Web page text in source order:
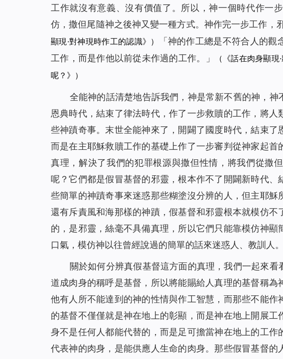
工作就沒有意義、沒有價值了。所以，神一個時代作一
仿，撒但尾隨神之後神又變一種方式。神作完一步工作，
顯現·對神現時作工的認識》）
「 神的作工總是不符合人的觀
工作，而是作他以前從未作過的工作。
」
（《話在肉身顯
呢？》）
全能神的話清楚地告訴我們，神是常新不舊的神，
恩典時代，結束了律法時代，作了一步救贖的工作，將
些神蹟奇事。末世全能神來了，開闢了國度時代，結束了
而是在主耶穌救贖工作的基礎上作了一步審判從神家起
真理，解決了我們的犯罪根源與撒但性情，將我們從撒
呢？它們都是假冒基督的邪靈，根本作不了開闢新時代
些簡單的神蹟奇事來迷惑那些糊塗沒分辨的人，但主耶穌
還有斥責風和海那樣的神蹟，假基督和邪靈根本就模仿
的，是邪靈，絲毫不具備真理，所以它們只能靠模仿神
口氣，模仿神以往曾經說過的簡單的話來迷惑人、教訓人。
關於如何分辨真假基督這方面的真理，我們一起來
道成肉身的稱呼是基督，所以將能賜給人真理的基督稱為
他有人所不能達到的神的性情與作工智慧，而那些不能
的基督不僅僅就是神在地上的彰顯，而是神在地上開展
身不是任何人都能代替的，而是足可擔當神在地上的工
代表神的肉身，是能供應人生命的肉身。那些假冒基督